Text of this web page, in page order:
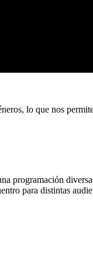
lo que nos
programación
para distintas